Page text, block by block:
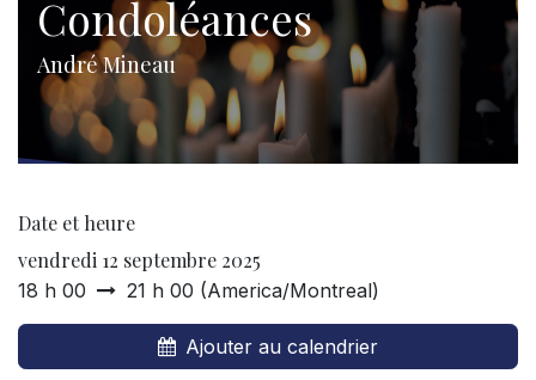
Condoléances
André Mineau
Date et heure
vendredi 12 septembre 2025
18 h 00 21 h 00 (America/Montreal)
Ajouter au calendrier